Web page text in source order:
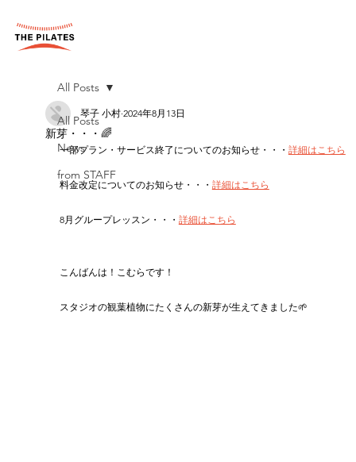
All Posts
News
from STAFF
All Posts
新芽・・・🌈
琴子 小村 2024年8月13日
一部プラン・サービス終了についてのお知らせ・・・ 詳細はこちら
料金改定についてのお知らせ・・・ 詳細はこちら
8月グループレッスン・・・ 詳細はこちら
こんばんは！こむらです！
スタジオの観葉植物にたくさんの新芽が生えてきました🌱